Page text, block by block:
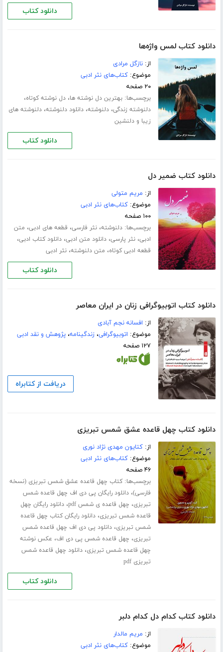
دانلود کتاب
دانلود کتاب لمس واژه‌ها
از:نازگل مرادی
موضوع:کتاب‌های نثر ادبی
۲۰ صفحه
برچسب‌ها:بهترین دل نوشته ها،دل نوشته کوتاه،
دلنوشته زندگی،دلنوشته،دانلود دلنوشته،دلنوشته های
زیبا و دلنشین
دانلود کتاب
دانلود کتاب ضمیر دل
از: مریم متولی
موضوع:کتاب‌های نثر ادبی
۱۰۰ صفحه
برچسب‌ها:دلنوشته،نثر فارسی، قطعه های ادبی، متن
ادبی،نثر پارسی،دانلود متن ادبی،دانلود کتاب ادبی،
قطعه ادبی کوتاه، متن دلنوشته،نثر ادبی
دانلود کتاب
دانلود کتاب اتوبیوگرافی‌ زنان در ایران معاصر
از: افسانه نجم آبادی
موضوع: اتوبیوگرافی،زندگینامه،پژوهش و نقد ادبی
۱۲۷ صفحه
دریافت از کتابراه
دانلود کتاب چهل قاعده عشق شمس تبریزی
از:کتایون مهدی نژاد نوری
موضوع:کتاب‌های نثر ادبی
۴۶ صفحه
برچسب‌ها:کتاب چهل قاعده عشق شمس تبریزی (نسخه
فارسی)،دانلود رایگان پی دی اف چهل قاعده شمس
تبریزی، چهل قاعده ی شمس pdf ،دانلود رایگان چهل
قاعده شمس تبریزی،دانلود رایگان کتاب چهل قاعده
شمس تبریزی،دانلود پی دی اف چهل قاعده شمس
تبریزی، چهل قاعده شمس پی دی اف، عکس نوشته
چهل قاعده شمس تبریزی،دانلود چهل قاعده شمس
تبریزی pdf
دانلود کتاب
دانلود کتاب کدام دل کدام دلبر
از: مریم مالدار
موضوع:کتاب‌های نثر ادبی